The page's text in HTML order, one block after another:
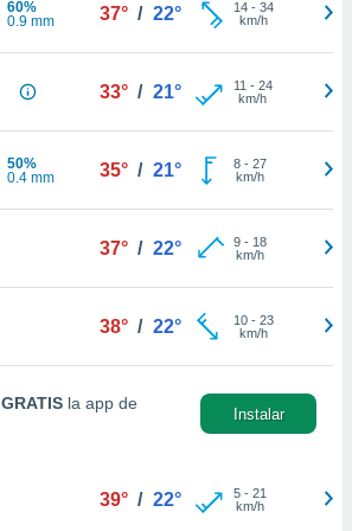
60%
0.9 mm
37° / 22° 14- 34
km/h
33° / 21° 11 - 24
km/h
50%
0.4 mm
35° / 21° 8- 27
km/h
37° / 22° 9- 18
km/h
38° / 22° 10- 23
km/h
GRATIS la app de
Instalar
39° / 22° 5- 21
km/h